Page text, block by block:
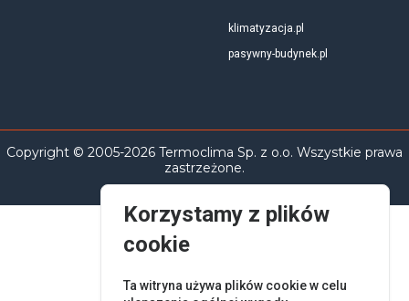
klimatyzacja.pl
pasywny-budynek.pl
Copyright © 2005-2026 Termoclima Sp. z o.o. Wszystkie prawa
zastrzeżone.
Korzystamy z plików
cookie
Ta witryna używa plików cookie w celu